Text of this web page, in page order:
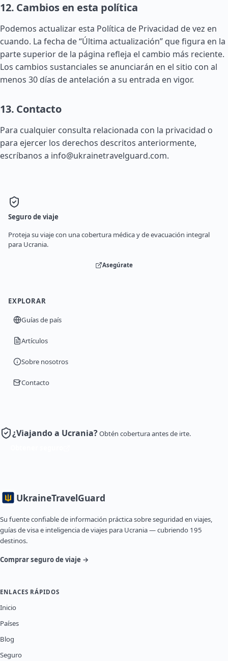
12. Cambios en esta política
Podemos actualizar esta Política de Privacidad de vez en
cuando. La fecha de “Última actualización” que figura en la
parte superior de la página refleja el cambio más reciente.
Los cambios sustanciales se anunciarán en el sitio con al
menos 30 días de antelación a su entrada en vigor.
13. Contacto
Para cualquier consulta relacionada con la privacidad o
para ejercer los derechos descritos anteriormente,
escríbanos a info@ukrainetravelguard.com.
Seguro de viaje
Proteja su viaje con una cobertura médica y de evacuación integral
para Ucrania.
Asegúrate
EXPLORAR
Guías de país
Artículos
Sobre nosotros
Contacto
¿Viajando a Ucrania?Obtén cobertura antes de irte.
UkraineTravelGuard
Su fuente confiable de información práctica sobre seguridad en viajes,
guías de visa e inteligencia de viajes para Ucrania — cubriendo 195
destinos.
Comprar seguro de viaje →
ENLACES RÁPIDOS
Inicio
Países
Blog
Seguro